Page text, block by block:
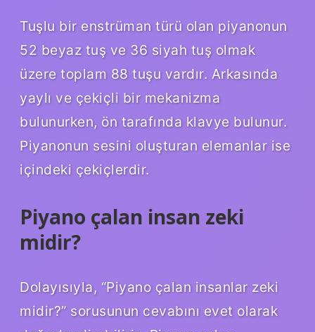
Tuşlu bir enstrüman türü olan piyanonun
52 beyaz tuş ve 36 siyah tuş olmak
üzere toplam 88 tuşu vardır. Arkasında
yaylı ve çekiçli bir mekanizma
bulunurken, ön tarafında klavye bulunur.
Piyanonun sesini oluşturan elemanlar ise
içindeki çekiçlerdir.
Piyano çalan insan zeki
midir?
Dolayısıyla, “Piyano çalan insanlar zeki
midir?” sorusunun cevabını evet olarak